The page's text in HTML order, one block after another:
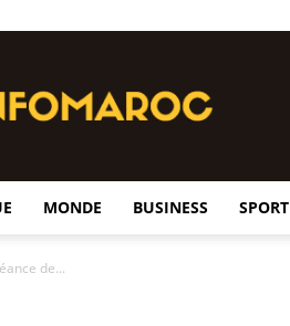
MONDE BUSINESS SPORT
de...